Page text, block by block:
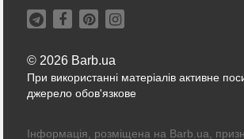
© 2026 Barb.ua
При використанні матеріалів активне
джерело обов'язкове
Інформація, розміщена на Barb.ua,